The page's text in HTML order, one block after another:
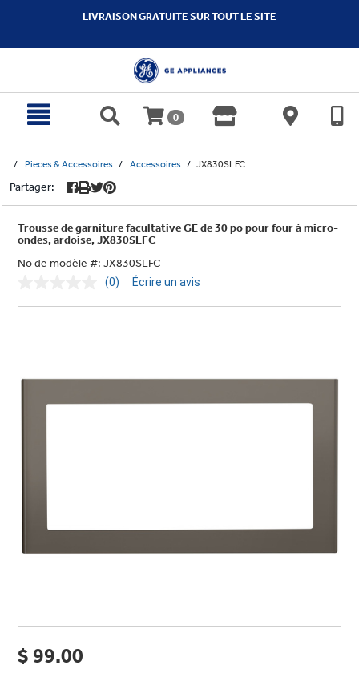
LIVRAISON GRATUITE SUR TOUT LE SITE
0
Pieces & Accessoires Accessoires JX830SLFC
Partager:
Trousse de garniture facultative GE de 30 po pour four à micro-
ondes, ardoise, JX830SLFC
No de modèle #: JX830SLFC
Aucune
la
page.
(0) Écrire un avis
$ 99.00